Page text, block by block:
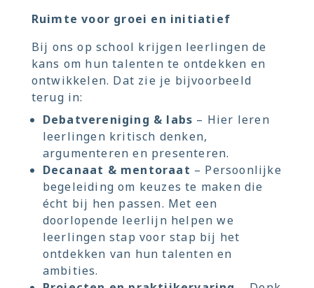
Ruimte voor groei en initiatief
Bij ons op school krijgen leerlingen de
kans om hun talenten te ontdekken en
ontwikkelen. Dat zie je bijvoorbeeld
terug in:
Debatvereniging & labs – Hier leren
leerlingen kritisch denken,
argumenteren en presenteren.
Decanaat & mentoraat – Persoonlijke
begeleiding om keuzes te maken die
écht bij hen passen. Met een
doorlopende leerlijn helpen we
leerlingen stap voor stap bij het
ontdekken van hun talenten en
ambities.